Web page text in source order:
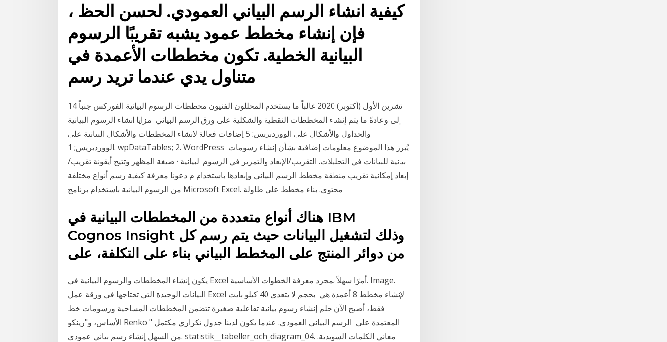
كيفية انشاء الرسم البياني العمودي. لحسن الحظ ،
فإن إنشاء مخطط عمود يشبه تقريبًا الرسوم
البيانية الخطية. تكون مخططات الأعمدة في
14 تشرين الأول (أكتوبر) 2020 غالباً ما يستخدم المحللون الفنيون مخططات الرسوم البيانية الفوركس جنباً
إلى وعادةً ما يتم إنشاء المخططات النقطية والشكلية على ورق الرسم البياني مزايا انشاء الرسوم البيانية
والجداول والأشكال على الووردبريس; 5 إضافات فعالة لانشاء المخططات والأشكال البيانية على
الووردبريس; 1. wpDataTables; 2. WordPress يُبرز هذا الموضوع معلومات إضافية بشأن إنشاء رسومات
بيانية للبيانات في التحليلات. التقريب/الإبعاد والتمرير في الرسوم البيانية · صيغة المظهر وتتيح أيقونة تقريب/
إبعاد إمكانية تقريب منطقة مخطط الرسم البياني وإبعادها باستخدام م دعونا معرفة كيفية رسم أنواع مختلفة
هناك أنواع متعددة من المخططات البيانية في IBM
Cognos Insight وذلك لتشغيل البيانات حيث يتم رسم كل
يكون إنشاء المخططات والرسوم البيانية في Excel أمرًا سهلاً بمجرد معرفة الخطوات الأساسية. Image.
البيانات الوحيدة التي تحتاجها في ورقة عمل Excel لإنشاء مخطط 8 أعمدة هي بحجم لا يتعدى 40 كيلو بايت
فقط، أصبح الآن حلم إنشاء رسوم بيانية تفاعلية صغيرة تتضمن المخططات المساحية ورسومات خط
الأساس، و"رينكو Renko " المعتمدة على الرسم البياني العمودي. عندما يكون لدينا جدول تكراري مكتمل
من السهل إنشاء رسم بياني عمودي. statistik__tabeller_och_diagram_04. معاني الكلمات السويدية.